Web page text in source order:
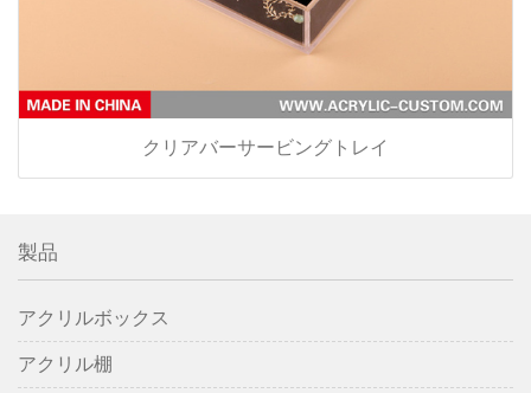
クリアバーサービングトレイ
製品
アクリルボックス
アクリル棚